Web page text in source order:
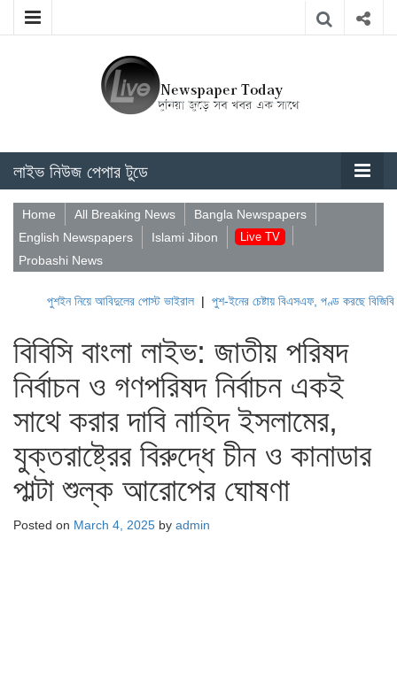
লাইভ নিউজ পেপার টুডে
Home All Breaking News
Bangla Newspapers
English Newspapers
Islami Jibon Live TV
Probashi News
নিয়ে আবিদুলের পোস্ট ভাইরাল|পুশ-ইনের চেষ্টায় বিএসএফ, পণ্ড করছে বিজিবি |
বিবিসি বাংলা লাইভ: জাতীয় পরিষদ
নির্বাচন ও গণপরিষদ নির্বাচন একই
সাথে করার দাবি নাহিদ ইসলামের,
যুক্তরাষ্ট্রের বিরুদ্ধে চীন ও কানাডার
পাল্টা শুল্ক আরোপের ঘোষণা
Posted on March 4, 2025 by admin